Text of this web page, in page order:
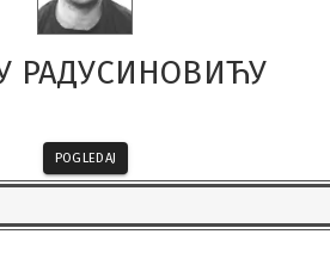
РАДУСИНОВИЋУ
POGLEDAJ